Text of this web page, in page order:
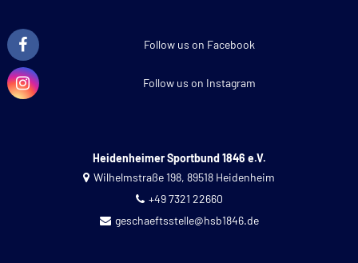
Follow us on Facebook
Follow us on Instagram
Heidenheimer Sportbund 1846 e.V.
Wilhelmstraße 198, 89518 Heidenheim
+49 7321 22660
geschaeftsstelle@hsb1846.de